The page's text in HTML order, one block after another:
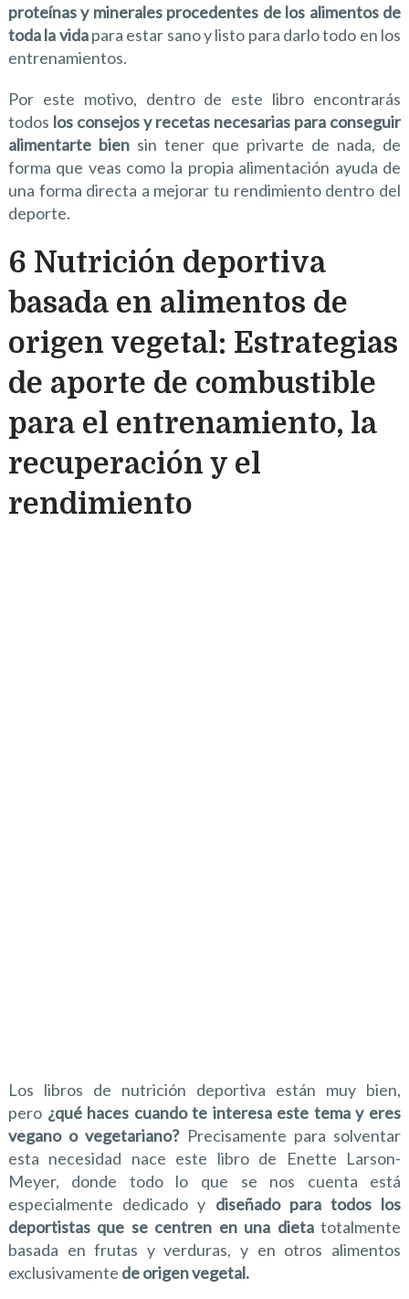
proteínas y minerales procedentes de los alimentos de
toda la vidapara estar sano y listo para darlo todo en los
entrenamientos.
Por este motivo, dentro de este libro encontrarás
todos los consejos y recetas necesarias para conseguir
alimentarte biensin tener que privarte de nada, de
forma que veas como la propia alimentación ayuda de
una forma directa a mejorar tu rendimiento dentro del
deporte.
6 Nutrición deportiva
basada en alimentos de
origen vegetal: Estrategias
de aporte de combustible
para el entrenamiento, la
recuperación y el
rendimiento
Los libros de nutrición deportiva están muy bien,
pero ¿qué haces cuando te interesa este tema y eres
vegano o vegetariano?Precisamente para solventar
esta necesidad nace este libro de Enette Larson-
Meyer, donde todo lo que se nos cuenta está
especialmente dedicado y diseñado para todos los
deportistas que se centren en una dietatotalmente
basada en frutas y verduras, y en otros alimentos
exclusivamente de origen vegetal.